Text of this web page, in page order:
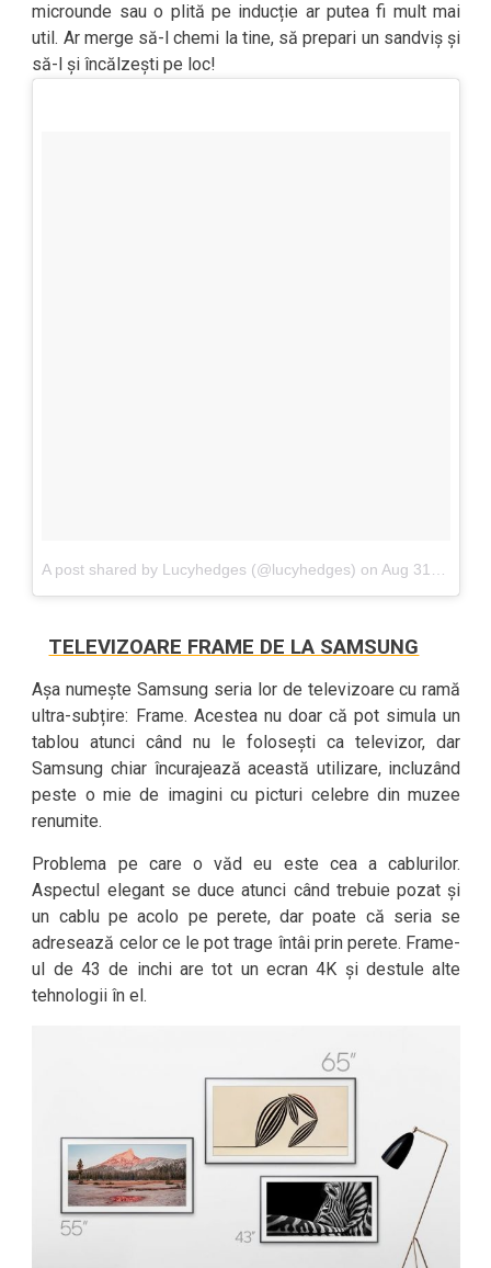
microunde sau o plită pe inducție ar putea fi mult mai
util. Ar merge să-l chemi la tine, să prepari un sandviș și
să-l și încălzești pe loc!
A post shared by Lucyhedges (@lucyhedges) on Aug 31, 2017 at 5:49am PDT
TELEVIZOARE FRAME DE LA SAMSUNG
Așa numește Samsung seria lor de televizoare cu ramă
ultra-subțire: Frame. Acestea nu doar că pot simula un
tablou atunci când nu le folosești ca televizor, dar
Samsung chiar încurajează această utilizare, incluzând
peste o mie de imagini cu picturi celebre din muzee
renumite.
Problema pe care o văd eu este cea a cablurilor.
Aspectul elegant se duce atunci când trebuie pozat și
un cablu pe acolo pe perete, dar poate că seria se
adresează celor ce le pot trage întâi prin perete. Frame-
ul de 43 de inchi are tot un ecran 4K și destule alte
tehnologii în el.